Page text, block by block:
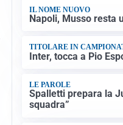
IL NOME NUOVO
Napoli, Musso resta
TITOLARE IN
Inter, tocca a Pio
LE PAROLE
Spalletti prepara la
squadra”